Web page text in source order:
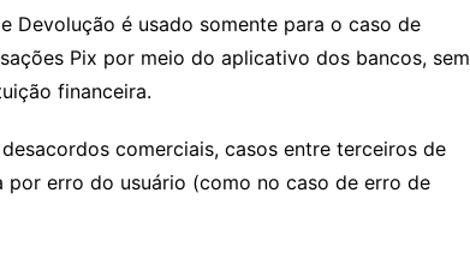
Devolução é usado somente para o caso de
Pix por meio do aplicativo dos bancos, sem
financeira.
comerciais, casos entre terceiros de
erro do usuário (como no caso de erro de